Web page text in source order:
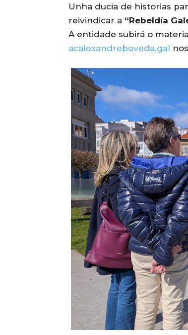
Unha ducia de historias
reivindicar a “Rebeldía
A entidade subirá o
acalexandreboveda.gal